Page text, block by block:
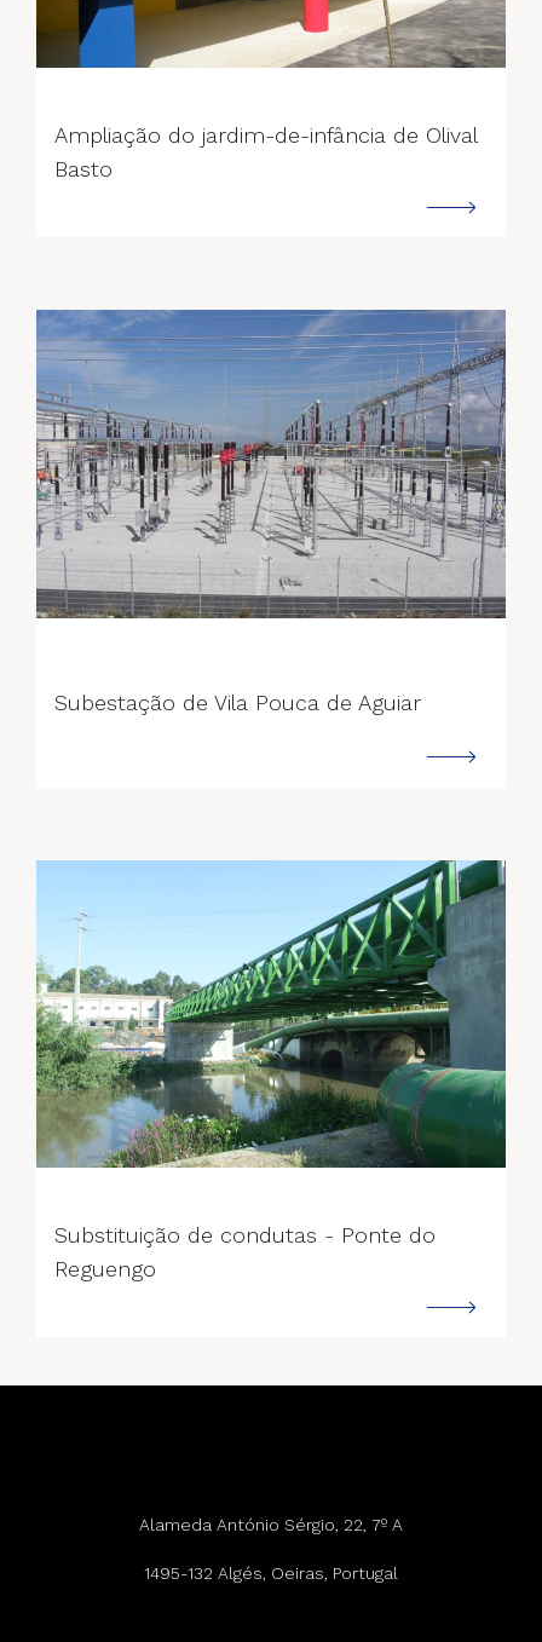
Ampliação do jardim-de-infância de Olival
Basto
Subestação de Vila Pouca de Aguiar
Substituição de condutas - Ponte do
Reguengo
Alameda António Sérgio, 22, 7º A
1495-132 Algés, Oeiras, Portugal